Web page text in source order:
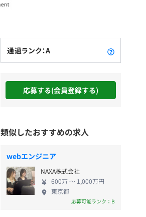
通過ランク：A
応募する(会員登録する)
類似したおすすめの求人
webエンジニア
NAXA株式会社
600万 〜 1,000万円
東京都
応募可能ランク：B